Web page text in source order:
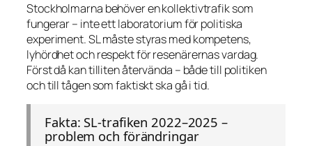
Stockholmarna behöver en kollektivtrafik som
fungerar – inte ett laboratorium för politiska
experiment. SL måste styras med kompetens,
lyhördhet och respekt för resenärernas vardag.
Först då kan tilliten återvända – både till politiken
och till tågen som faktiskt ska gå i tid.
Fakta: SL-trafiken 2022–2025 –
problem och förändringar